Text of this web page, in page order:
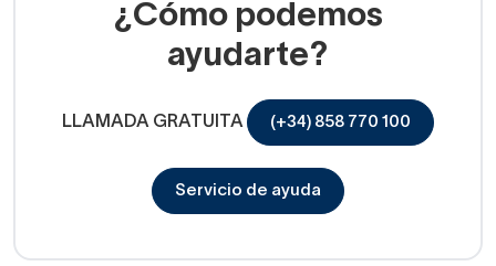
¿Cómo podemos
ayudarte?
LLAMADA GRATUITA (+34) 858 770 100
Servicio de ayuda